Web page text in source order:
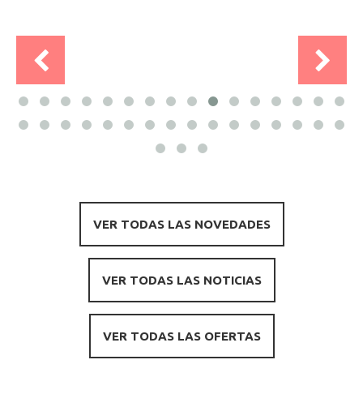
VER TODAS LAS NOVEDADES
VER TODAS LAS NOTICIAS
VER TODAS LAS OFERTAS